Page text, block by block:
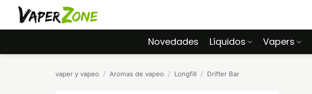
Saltar
contenido
Novedades Líquidos Vapers
vaper y vapeo / Aromas de vapeo / Longfill / Drifter Bar